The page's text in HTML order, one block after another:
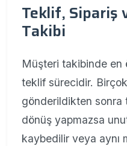
Teklif, Sipariş
Takibi
Müşteri takibinde en
teklif sürecidir.
gönderildikten sonra
dönüş yapmazsa
kaybedilir veya aynı